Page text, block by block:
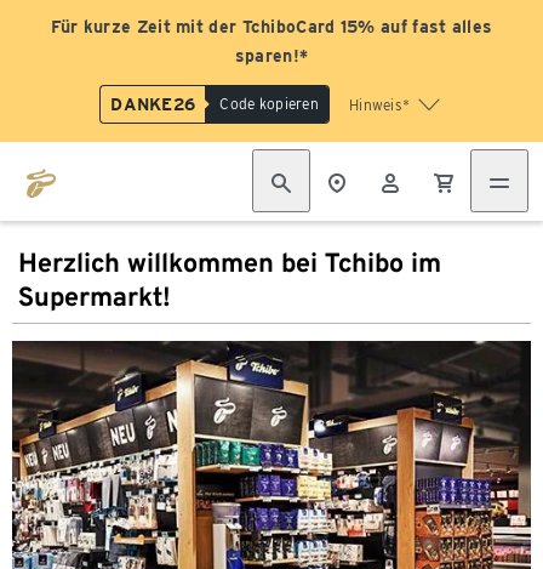
Für kurze Zeit mit der TchiboCard 15% auf fast alles
sparen!*
DANKE26 Code kopieren Hinweis*
Herzlich willkommen bei Tchibo im
Supermarkt!